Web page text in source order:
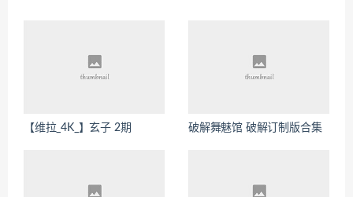
【维拉_4K_】玄子 2期 破解舞魅馆 破解订制版合集